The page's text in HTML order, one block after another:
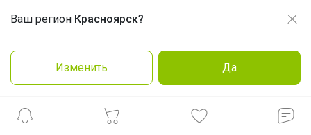
Ваш регион Красноярск?
Изменить Да
19 апреля, 2024 14:48
Автор уже получил заказ!
Продолжая использовать этот сайт и нажимая кнопку
Принять